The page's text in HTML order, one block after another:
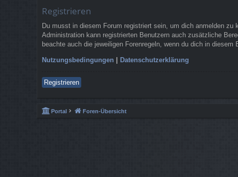
Registrieren
Du musst in diesem Forum registriert sein, um dich anmelden zu
Administration kann registrierten Benutzern auch zusätzliche
beachte auch die jeweiligen Forenregeln, wenn du dich in diesem
Nutzungsbedingungen | Datenschutzerklärung
Registrieren
Portal Foren-Übersicht